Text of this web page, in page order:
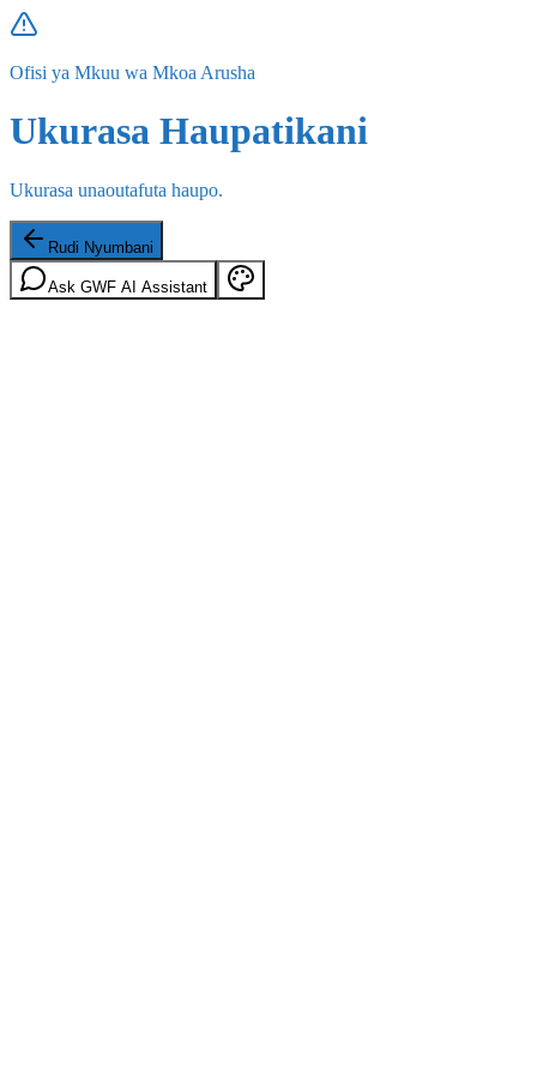
Ofisi ya Mkuu wa Mkoa Arusha
Ukurasa Haupatikani
Ukurasa unaoutafuta haupo.
Rudi Nyumbani
Ask GWF AI Assistant